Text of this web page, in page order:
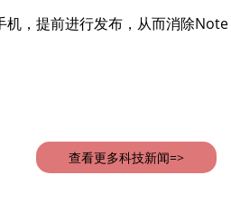
机，提前进行发布，从而消除Note
查看更多科技新闻=>